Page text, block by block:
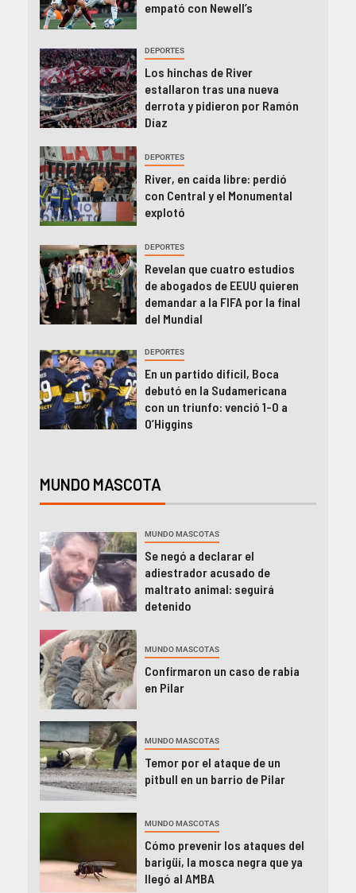
empató con Newell’s
DEPORTES
Los hinchas de River
estallaron tras una nueva
derrota y pidieron por Ramón
Díaz
DEPORTES
River, en caída libre: perdió
con Central y el Monumental
explotó
DEPORTES
Revelan que cuatro estudios
de abogados de EEUU quieren
demandar a la FIFA por la final
del Mundial
DEPORTES
En un partido difícil, Boca
debutó en la Sudamericana
con un triunfo: venció 1-0 a
O’Higgins
MUNDO MASCOTA
MUNDO MASCOTAS
Se negó a declarar el
adiestrador acusado de
maltrato animal: seguirá
detenido
MUNDO MASCOTAS
Confirmaron un caso de rabia
en Pilar
MUNDO MASCOTAS
Temor por el ataque de un
pitbull en un barrio de Pilar
MUNDO MASCOTAS
Cómo prevenir los ataques del
barigüí, la mosca negra que ya
llegó al AMBA